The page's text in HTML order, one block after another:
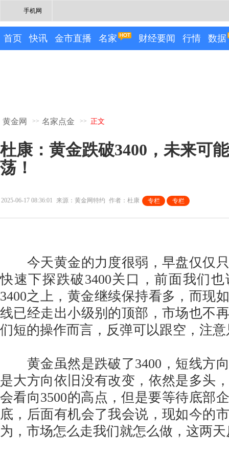
手机网
首页 快讯 金市直播 名家 财经要闻 行情 数据
黄金网 >> 名家点金 >> 正文
杜康：黄金跌破3400，未来可
荡！
2025-06-17 08:36:01 来源：黄金网特约 作者：杜康 专栏 专栏
今天黄金的力度很弱，早盘仅仅只
快速下探跌破3400关口，前面我们
3400之上，黄金继续保持看多，而现
线已经走出小级别的顶部，市场也不
们短的操作而言，反弹可以跟空，注
黄金虽然是跌破了3400，短线方
是大方向依旧没有改变，依然是多头
会看向3500的高点，但是要等待底部
底，后面有机会了我会说，现如今的
为，市场怎么走我们就怎么做，这两